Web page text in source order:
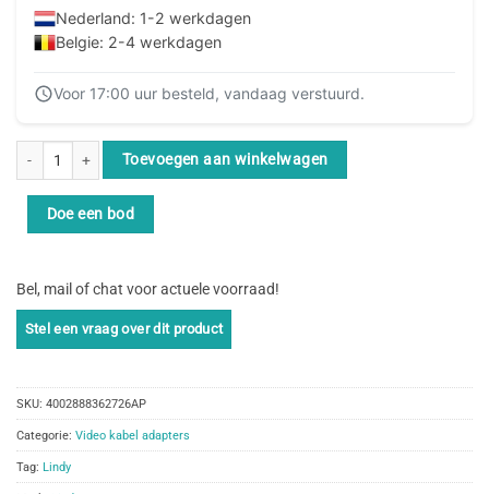
Nederland: 1-2 werkdagen
Belgie: 2-4 werkdagen
Voor 17:00 uur besteld, vandaag verstuurd.
Lindy 36272 video kabel adapter 2 m HDMI Type A (Standaard) DVI-D Zwart
Toevoegen aan winkelwagen
Doe een bod
Bel, mail of chat voor actuele voorraad!
SKU: 4002888362726AP
Categorie: Video kabel adapters
Tag: Lindy